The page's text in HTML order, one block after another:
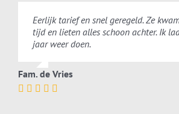
Eerlijk tarief en snel geregeld. Ze
tijd en lieten alles schoon achter. Ik
jaar weer doen.
Fam. de Vries